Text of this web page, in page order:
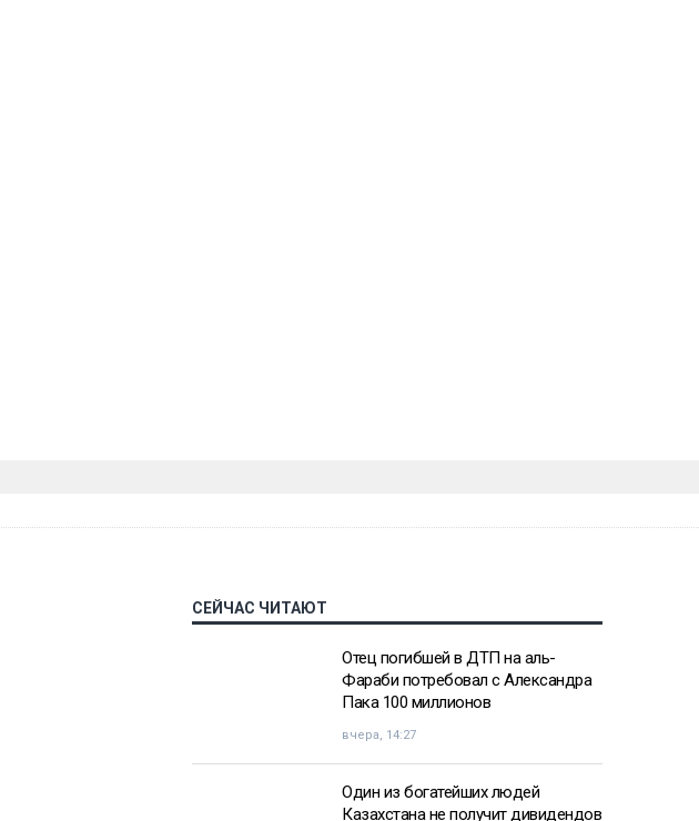
СЕЙЧАС ЧИТАЮТ
Отец погибшей в ДТП на аль-
Фараби потребовал с Александра
Пака 100 миллионов
вчера, 14:27
Один из богатейших людей
Казахстана не получит дивидендов